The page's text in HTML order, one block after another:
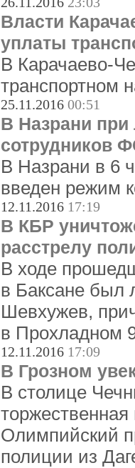
Власти
уплаты
В Карачаево-
транспортном
25.11.2016 00:51
В Назрани при
сотрудников
В Назрани в 6
введен режим
12.11.2016 17:19
В КБР
расстрелу
В ходе
в Баксане был
Шевхужев,
в Прохладном
12.11.2016 17:09
В Грозном
В столице
Олимпийский
полиции из